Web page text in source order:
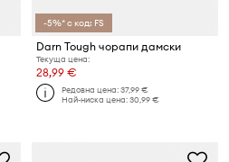
-5%* с код: FS
Darn Tough чорапи дамски
Текуща цена:
28,99 €
Редовна цена:37,99 €
Най-ниска цена:30,99 €